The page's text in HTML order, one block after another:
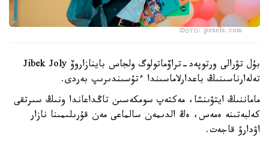
Фото: pexels.com
بۇل تۋرالى ورتوپەد-تراۆماتولوگ ولجاس باينازاروۆ Jibek Joly
تەلەارناسىنىڭ باعدارلاماسىندا ءتۇسىندىرىپ بەردى.
ماماننىڭ ايتۋىنشا، مەكتەپ سومكەسىن تاڭداعاندا ونىڭ سىرتقى
كەلبەتىنە ەمەس، ەڭ الدىمەن سالماعى مەن قۇرىلىمىنا نازار
اۋدارۋ قاجەت.